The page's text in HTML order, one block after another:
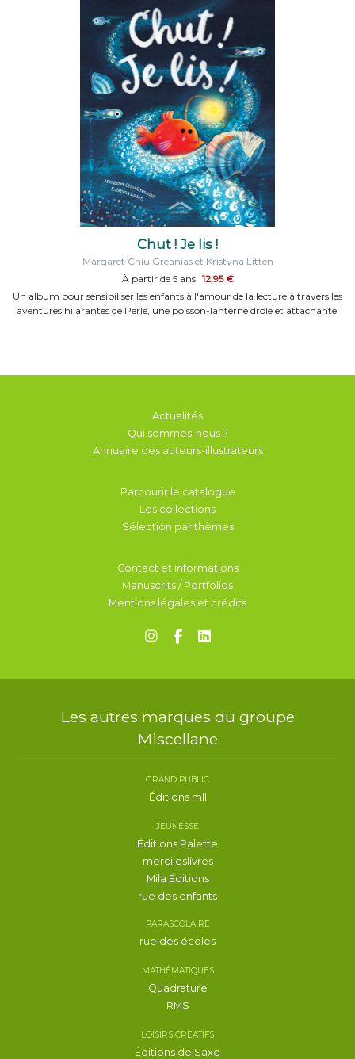
Chut ! Je lis !
Margaret Chiu Greanias et Kristyna Litten
À partir de 5 ans 12,95 €
Un album pour sensibiliser les enfants à l'amour de la lecture à travers les
aventures hilarantes de Perle, une poisson-lanterne drôle et attachante.
Actualités
Qui sommes-nous ?
Annuaire des auteurs-illustrateurs
Parcourir le catalogue
Les collections
Sélection par thèmes
Contact et informations
Manuscrits / Portfolios
Mentions légales et crédits
Les autres marques du groupe
Miscellane
GRAND PUBLIC
Éditions mll
JEUNESSE
Éditions Palette
mercileslivres
Mila Éditions
rue des enfants
PARASCOLAIRE
rue des écoles
MATHÉMATIQUES
Quadrature
RMS
LOISIRS CRÉATIFS
Éditions de Saxe